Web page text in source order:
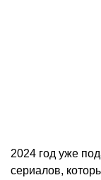
2024 год уже
сериалов,